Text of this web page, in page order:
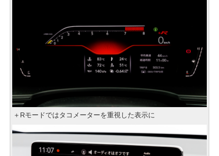
＋Rモードではタコメーターを重視した表示に